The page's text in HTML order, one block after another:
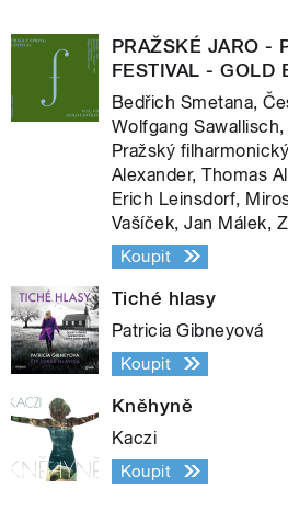
PRAŽSKÉ JARO -
FESTIVAL - GOLD
Bedřich Smetana,
Wolfgang
Pražský
Alexander, Thomas
Erich Leinsdorf,
Vašíček, Jan Málek,
Koupit
Tiché hlasy
Patricia Gibneyová
Koupit
Kněhyně
Kaczi
Koupit